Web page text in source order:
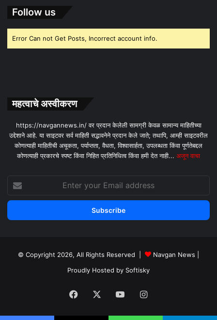
Follow us
Error Can not Get Posts, Incorrect account info.
महत्वाचे अस्वीकरण
https://navgannews.in/ वर प्रदान केलेली सामग्री केवळ सामान्य माहितीच्या
उद्देशाने आहे. या साइटवर सर्व माहिती सद्भावनेने प्रदान केले जाते; तथापि, आम्ही साइटवरील
कोणत्याही माहितीची अचूकता, पर्याप्तता, वैधता, विश्वासार्हता, उपलब्धता किंवा पूर्णतेबद्दल
कोणत्याही प्रकारचे स्पष्ट किंवा निहित प्रतिनिधित्व किंवा हमी देत ​​नाही... अजून वाचा
your
Email
© Copyright 2026, All Rights Reserved | Navgan News
Proudly Hosted by Softisky
Facebook YouTubeInstagram